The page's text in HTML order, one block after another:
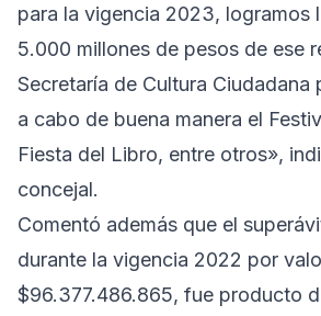
para la vigencia 2023, logramos
5.000 millones de pesos de ese
Secretaría de Cultura Ciudadana
a cabo de buena manera el
Fiesta del Libro, entre otros»,
concejal.
Comentó además que el
durante la vigencia 2022 por
$96.377.486.865, fue producto